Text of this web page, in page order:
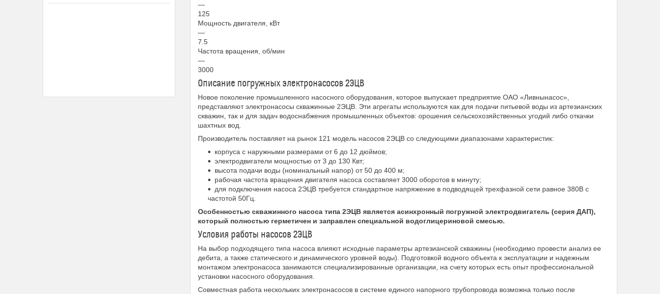
—
125
Мощность двигателя, кВт
—
7.5
Частота вращения, об/мин
—
3000
Описание погружных электронасосов 2ЭЦВ
Новое поколение промышленного насосного оборудования, которое выпускает предприятие ОАО «Ливнынасос»,
представляют электронасосы скважинные 2ЭЦВ. Эти агрегаты используются как для подачи питьевой воды из артезианских
скважин, так и для задач водоснабжения промышленных объектов: орошения сельскохозяйственных угодий либо откачки
шахтных вод.
Производитель поставляет на рынок 121 модель насосов 2ЭЦВ со следующими диапазонами характеристик:
корпуса с наружными размерами от 6 до 12 дюймов;
электродвигатели мощностью от 3 до 130 Квт;
высота подачи воды (номинальный напор) от 50 до 400 м;
рабочая частота вращения двигателя насоса составляет 3000 оборотов в минуту;
для подключения насоса 2ЭЦВ требуется стандартное напряжение в подводящей трехфазной сети равное 380В с
частотой 50Гц.
Особенностью скважинного насоса типа 2ЭЦВ является асинхронный погружной электродвигатель (серия ДАП),
который полностью герметичен и заправлен специальной водоглицериновой смесью.
Условия работы насосов 2ЭЦВ
На выбор подходящего типа насоса влияют исходные параметры артезианской скважины (необходимо провести анализ ее
дебита, а также статического и динамического уровней воды). Подготовкой водного объекта к эксплуатации и надежным
монтажом электронасоса занимаются специализированные организации, на счету которых есть опыт профессиональной
установки насосного оборудования.
Совместная работа нескольких электронасосов в системе единого напорного трубопровода возможна только после